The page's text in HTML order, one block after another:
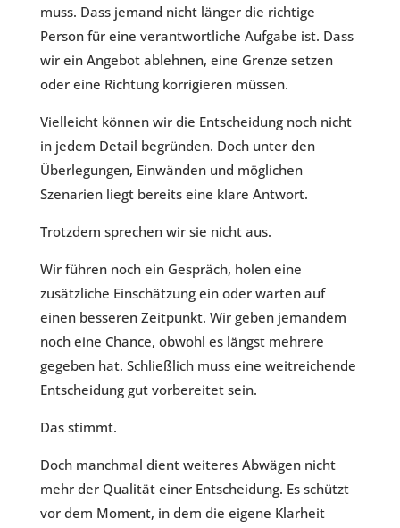
muss. Dass jemand nicht länger die richtige
Person für eine verantwortliche Aufgabe ist. Dass
wir ein Angebot ablehnen, eine Grenze setzen
oder eine Richtung korrigieren müssen.
Vielleicht können wir die Entscheidung noch nicht
in jedem Detail begründen. Doch unter den
Überlegungen, Einwänden und möglichen
Szenarien liegt bereits eine klare Antwort.
Trotzdem sprechen wir sie nicht aus.
Wir führen noch ein Gespräch, holen eine
zusätzliche Einschätzung ein oder warten auf
einen besseren Zeitpunkt. Wir geben jemandem
noch eine Chance, obwohl es längst mehrere
gegeben hat. Schließlich muss eine weitreichende
Entscheidung gut vorbereitet sein.
Das stimmt.
Doch manchmal dient weiteres Abwägen nicht
mehr der Qualität einer Entscheidung. Es schützt
vor dem Moment, in dem die eigene Klarheit